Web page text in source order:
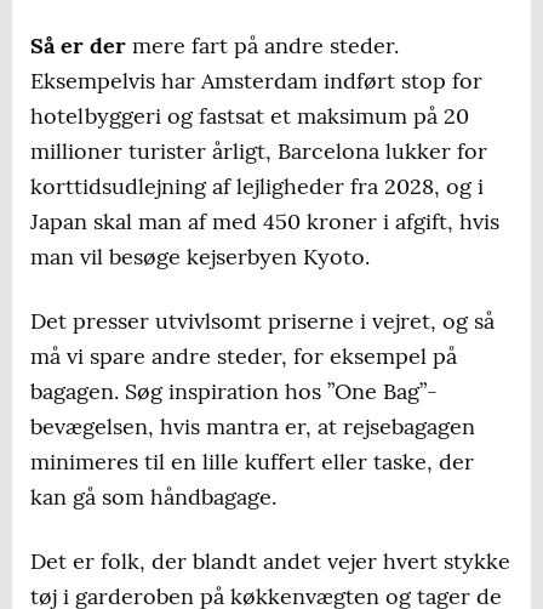
Så er der mere fart på andre steder.
Eksempelvis har Amsterdam indført stop for
hotelbyggeri og fastsat et maksimum på 20
millioner turister årligt, Barcelona lukker for
korttidsudlejning af lejligheder fra 2028, og i
Japan skal man af med 450 kroner i afgift, hvis
man vil besøge kejserbyen Kyoto.
Det presser utvivlsomt priserne i vejret, og så
må vi spare andre steder, for eksempel på
bagagen. Søg inspiration hos ”One Bag”-
bevægelsen, hvis mantra er, at rejsebagagen
minimeres til en lille kuffert eller taske, der
kan gå som håndbagage.
Det er folk, der blandt andet vejer hvert stykke
tøj i garderoben på køkkenvægten og tager de